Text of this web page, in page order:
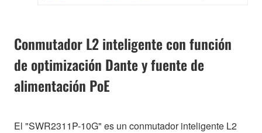
Conmutador L2 inteligente con función
de optimización Dante y fuente de
alimentación PoE
El "SWR2311P-10G" es un conmutador inteligente L2